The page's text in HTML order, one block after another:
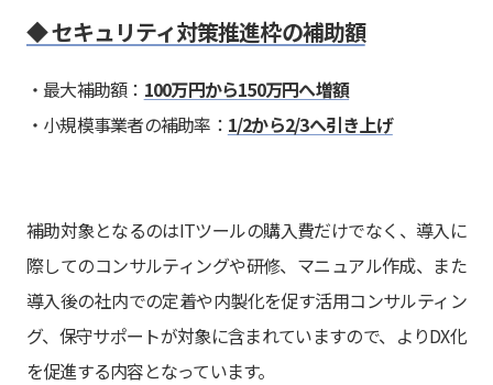
◆ セキュリティ対策推進枠の補助額
・最大補助額： 100万円から150万円へ増額
・小規模事業者の補助率： 1/2から2/3へ引き上げ
補助対象となるのはITツールの購入費だけでなく、導入に
際してのコンサルティングや研修、マニュアル作成、また
導入後の社内での定着や内製化を促す活用コンサルティン
グ、保守サポートが対象に含まれていますので、よりDX化
を促進する内容となっています。